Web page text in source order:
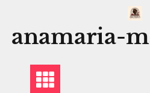
contenido
anamaria-